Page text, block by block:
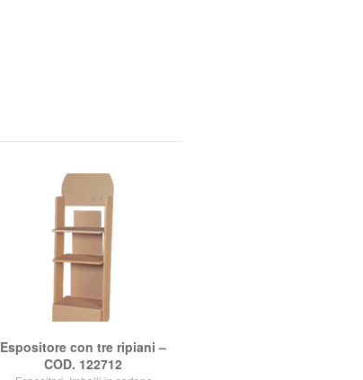
Espositore con tre ripiani –
COD. 122712